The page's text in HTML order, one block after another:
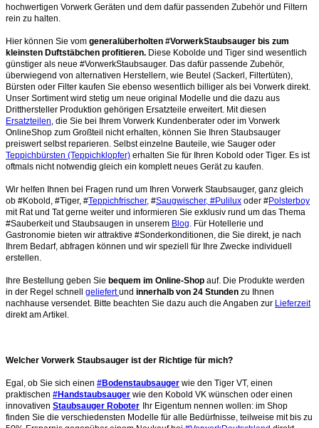
hochwertigen Vorwerk Geräten und dem dafür passenden Zubehör und Filtern
rein zu halten.
Hier können Sie vom generalüberholten #VorwerkStaubsauger bis zum
kleinsten Duftstäbchen profitieren. Diese Kobolde und Tiger sind wesentlich
günstiger als neue #VorwerkStaubsauger. Das dafür passende Zubehör,
überwiegend von alternativen Herstellern, wie Beutel (Sackerl, Filtertüten),
Bürsten oder Filter kaufen Sie ebenso wesentlich billiger als bei Vorwerk direkt.
Unser Sortiment wird stetig um neue original Modelle und die dazu aus
Dritthersteller Produktion gehörigen Ersatzteile erweitert. Mit diesen
Ersatzteilen , die Sie bei Ihrem Vorwerk Kundenberater oder im Vorwerk
OnlineShop zum Großteil nicht erhalten, können Sie Ihren Staubsauger
preiswert selbst reparieren. Selbst einzelne Bauteile, wie Sauger oder
Teppichbürsten (Teppichklopfer) erhalten Sie für Ihren Kobold oder Tiger. Es ist
oftmals nicht notwendig gleich ein komplett neues Gerät zu kaufen.
Wir helfen Ihnen bei Fragen rund um Ihren Vorwerk Staubsauger, ganz gleich
ob #Kobold, #Tiger, #Teppichfrischer, #Saugwischer, #Pulilux oder #Polsterboy
mit Rat und Tat gerne weiter und informieren Sie exklusiv rund um das Thema
#Sauberkeit und Staubsaugen in unserem Blog . Für Hotellerie und
Gastronomie bieten wir attraktive #Sonderkonditionen, die Sie direkt, je nach
Ihrem Bedarf, abfragen können und wir speziell für Ihre Zwecke individuell
erstellen.
Ihre Bestellung geben Sie bequem im Online-Shop auf. Die Produkte werden
in der Regel schnell geliefertund innerhalb von 24 Stunden zu Ihnen
nachhause versendet. Bitte beachten Sie dazu auch die Angaben zur Lieferzeit
direkt am Artikel.
Welcher Vorwerk Staubsauger ist der Richtige für mich?
Egal, ob Sie sich einen #Bodenstaubsauger wie den Tiger VT, einen
praktischen #Handstaubsauger wie den Kobold VK wünschen oder einen
innovativen Staubsauger Roboter Ihr Eigentum nennen wollen: im Shop
finden Sie die verschiedensten Modelle für alle Bedürfnisse, teilweise mit bis zu